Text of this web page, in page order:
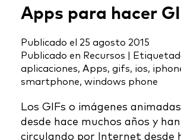
Apps para hacer
Publicado el 25 agosto 2015
Publicado en Recursos
aplicaciones, Apps, gifs, ios,
smartphone, windows phone
Los GIFs o imágenes
desde hace muchos años y
circulando por Internet desde